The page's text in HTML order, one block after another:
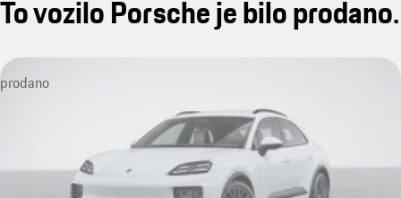
To vozilo Porsche je bilo prodano.
prodano